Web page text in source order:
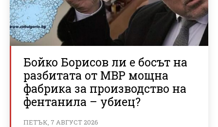
Бойко Борисов ли е босът на
разбитата от МВР мощна
фабрика за производство на
фентанила – убиец?
ПЕТЪК, 7 АВГУСТ 2026